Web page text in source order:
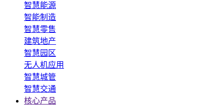
智慧能源
智能制造
智慧零售
建筑地产
智慧园区
无人机应用
智慧城管
智慧交通
核心产品